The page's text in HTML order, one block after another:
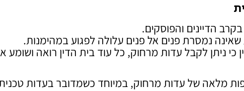
הדיינים והפוסקים.
נמסרת פנים אל פנים עלולה לפגוע במהימנות.
ניתן לקבל עדות מרחוק, כל עוד בית הדין רואה ושומע
מאז 2020 מכירים בתקפות מלאה של עדות מרחוק, במיוחד כשמדובר בעדות